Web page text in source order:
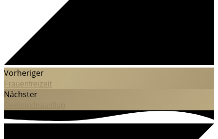
Vorheriger
Frauenfreizeit
Nächster